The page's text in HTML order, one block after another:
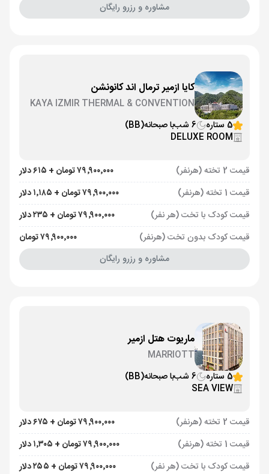
مشاوره و رزرو رایگان
کایا ازمیر ترمال اند کانونشن
KAYA IZMIR THERMAL & CONVENTION
5 ستاره
6 شب با صبحانه(BB)
DELUXE ROOM
قیمت 2 تخته (هرنفر)
۷۹٬۹۰۰٬۰۰۰ تومان + ۶۱۵ دلار
قیمت 1 تخته (هرنفر)
۷۹٬۹۰۰٬۰۰۰ تومان + ۱٬۱۸۵ دلار
قیمت کودک با تخت (هر نفر)
۷۹٬۹۰۰٬۰۰۰ تومان + ۲۳۵ دلار
قیمت کودک بدون تخت (هرنفر)
۷۹٬۹۰۰٬۰۰۰ تومان
مشاوره و رزرو رایگان
ماریوت هتل ازمیر
MARRIOTT
5 ستاره
6 شب با صبحانه(BB)
SEA VIEW
قیمت 2 تخته (هرنفر)
۷۹٬۹۰۰٬۰۰۰ تومان + ۶۷۵ دلار
قیمت 1 تخته (هرنفر)
۷۹٬۹۰۰٬۰۰۰ تومان + ۱٬۳۰۵ دلار
قیمت کودک با تخت (هر نفر)
۷۹٬۹۰۰٬۰۰۰ تومان + ۲۵۵ دلار